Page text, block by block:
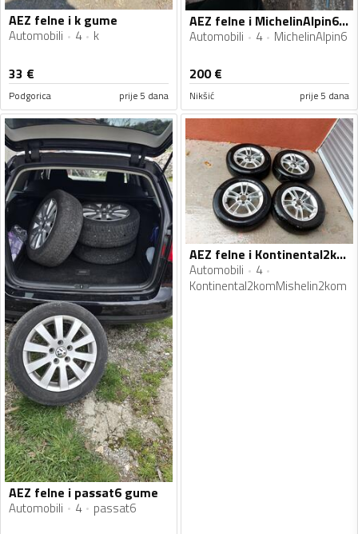
AEZ felne i k gume
Automobili 4 k
33 €
Podgorica prije 5 dana
AEZ felne i MichelinAlpin6 gume
Automobili 4 MichelinAlpin6
200€
Nikšić prije 5 dana
AEZ felne i passat6 gume
Automobili 4 passat6
AEZ felne i Kontinental2komMishelin2kom gume
Automobili
4
Kontinental2komMishelin2kom